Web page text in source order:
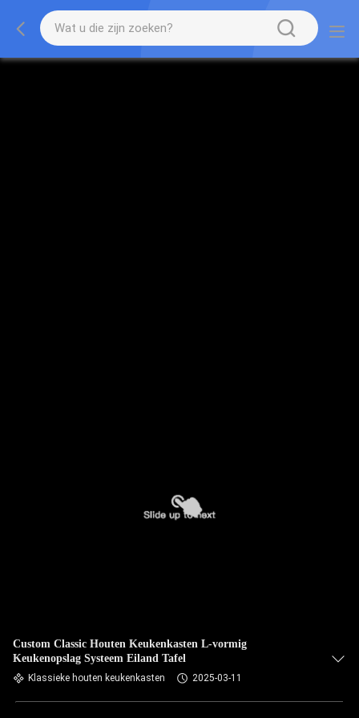
Custom Classic Houten Keukenkasten L-vormig
Keukenopslag Systeem Eiland Tafel
Klassieke houten keukenkasten 2025-03-11